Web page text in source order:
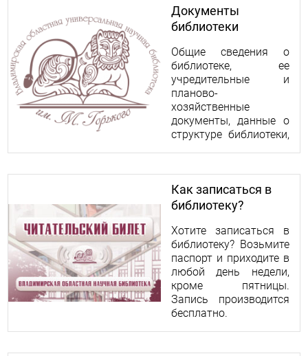
Документы
библиотеки
Общие сведения о
библиотеке, ее
учредительные и
планово-
хозяйственные
документы, данные о
структуре библиотеки,
услуг.
Как записаться в
библиотеку?
Хотите записаться в
библиотеку? Возьмите
паспорт и приходите в
любой день недели,
кроме пятницы.
Запись производится
бесплатно.